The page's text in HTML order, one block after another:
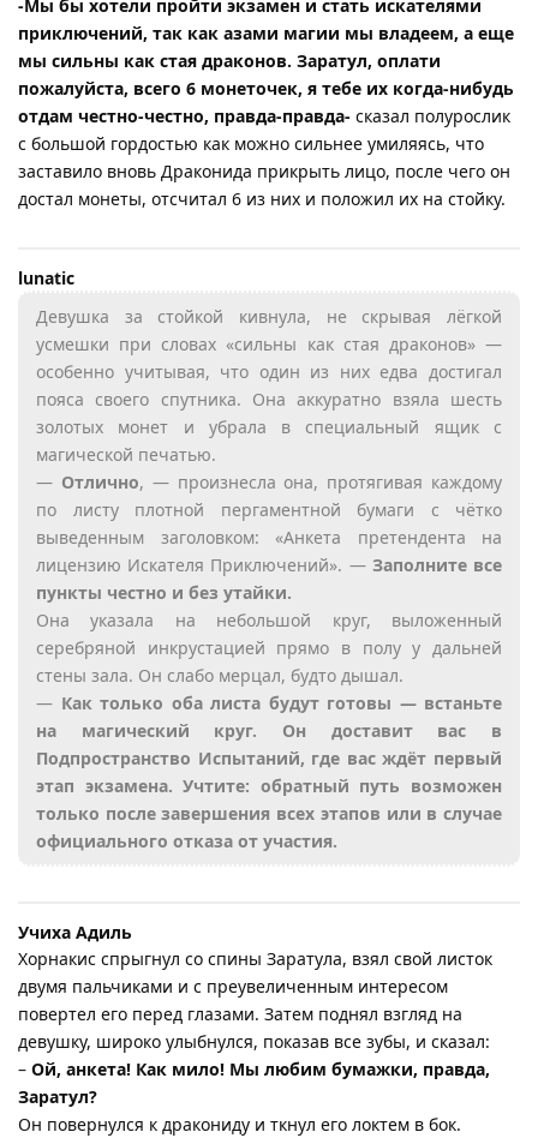
-Мы бы хотели пройти экзамен и стать искателями
приключений, так как азами магии мы владеем, а еще
мы сильны как стая драконов. Заратул, оплати
пожалуйста, всего 6 монеточек, я тебе их когда-нибудь
отдам честно-честно, правда-правда- сказал полурослик
с большой гордостью как можно сильнее умиляясь, что
заставило вновь Драконида прикрыть лицо, после чего он
достал монеты, отсчитал 6 из них и положил их на стойку.
lunatic
Девушка за стойкой кивнула, не скрывая лёгкой
усмешки при словах «сильны как стая драконов» —
особенно учитывая, что один из них едва достигал
пояса своего спутника. Она аккуратно взяла шесть
золотых монет и убрала в специальный ящик с
магической печатью.
— Отлично, — произнесла она, протягивая каждому
по листу плотной пергаментной бумаги с чётко
выведенным заголовком: «Анкета претендента на
лицензию Искателя Приключений». — Заполните все
пункты честно и без утайки.
Она указала на небольшой круг, выложенный
серебряной инкрустацией прямо в полу у дальней
стены зала. Он слабо мерцал, будто дышал.
— Как только оба листа будут готовы — встаньте
на магический круг. Он доставит вас в
Подпространство Испытаний, где вас ждёт первый
этап экзамена. Учтите: обратный путь возможен
только после завершения всех этапов или в случае
официального отказа от участия.
Учиха Адиль
Хорнакис спрыгнул со спины Заратула, взял свой листок
двумя пальчиками и с преувеличенным интересом
повертел его перед глазами. Затем поднял взгляд на
девушку, широко улыбнулся, показав все зубы, и сказал:
– Ой, анкета! Как мило! Мы любим бумажки, правда,
Заратул?
Он повернулся к дракониду и ткнул его локтем в бок.